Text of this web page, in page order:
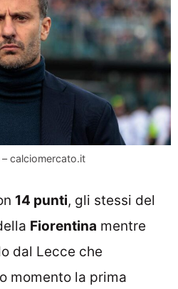
calciomercato.it
14 punti, gli stessi del
Fiorentina mentre
dal Lecce che
momento la prima